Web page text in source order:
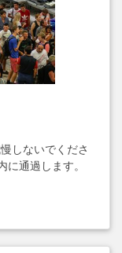
しないでくださ
に通過します。